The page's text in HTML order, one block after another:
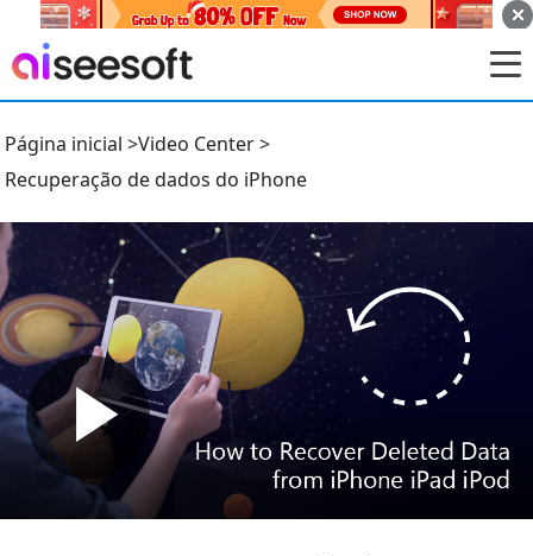
Página inicial >Video Center>
Recuperação de dados do iPhone